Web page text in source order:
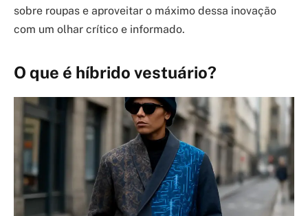
sobre roupas e aproveitar o máximo dessa inovação
com um olhar crítico e informado.
O que é híbrido vestuário?